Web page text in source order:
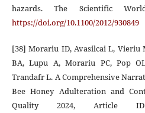
hazards. The Scientific
https://doi.org/10.1100/2012/930849
[38] Morariu ID, Avasilcai L,
BA, Lupu A, Morariu PC, Pop
Trandafr L. A Comprehensive
Bee Honey Adulteration and
Quality 2024, Article